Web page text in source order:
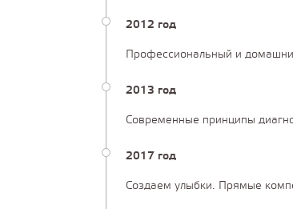
2012 год
Профессиональный и
2013 год
Современные принципы
2017 год
Создаем улыбки. Прямые